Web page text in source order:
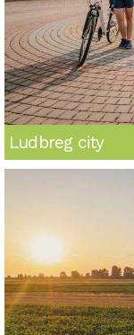
Ludbreg city